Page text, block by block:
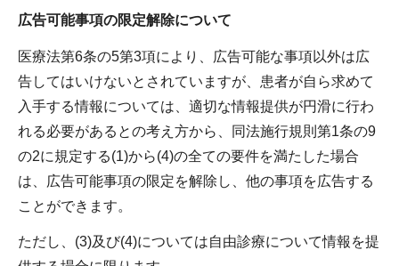
広告可能事項の限定解除について
医療法第6条の5第3項により、広告可能な事項以外は広
告してはいけないとされていますが、患者が自ら求めて
入手する情報については、適切な情報提供が円滑に行わ
れる必要があるとの考え方から、同法施行規則第1条の9
の2に規定する(1)から(4)の全ての要件を満たした場合
は、広告可能事項の限定を解除し、他の事項を広告する
ことができます。
ただし、(3)及び(4)については自由診療について情報を提